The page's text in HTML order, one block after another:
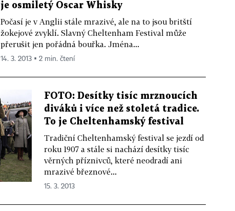
je osmiletý Oscar Whisky
Počasí je v Anglii stále mrazivé, ale na to jsou britští
žokejové zvyklí. Slavný Cheltenham Festival může
přerušit jen pořádná bouřka. Jména...
14. 3. 2013 ▪ 2 min. čtení
FOTO: Desítky tisíc mrznoucích
diváků i více než stoletá tradice.
To je Cheltenhamský festival
Tradiční Cheltenhamský festival se jezdí od
roku 1907 a stále si nachází desítky tisíc
věrných příznivců, které neodradí ani
mrazivé březnové...
15. 3. 2013